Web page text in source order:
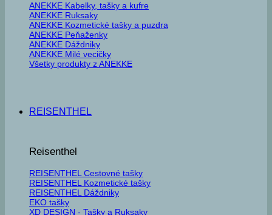
ANEKKE Kabelky, tašky a kufre
ANEKKE Ruksaky
ANEKKE Kozmetické tašky a puzdra
ANEKKE Peňaženky
ANEKKE Dáždniky
ANEKKE Milé vecičky
Všetky produkty z ANEKKE
REISENTHEL
Reisenthel
REISENTHEL Cestovné tašky
REISENTHEL Kozmetické tašky
REISENTHEL Dáždniky
EKO tašky
XD DESIGN - Tašky a Ruksaky